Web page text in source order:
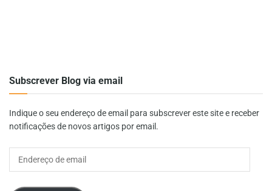
Subscrever Blog via email
Indique o seu endereço de email para subscrever este site e receber
notificações de novos artigos por email.